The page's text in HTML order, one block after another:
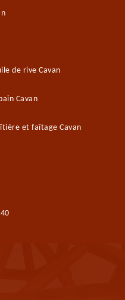
de rive Cavan
Cavan
et faîtage Cavan